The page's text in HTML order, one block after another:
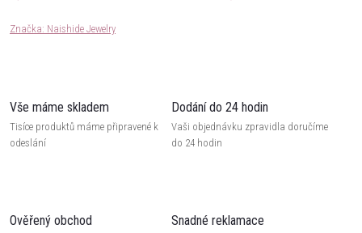
Značka: Naishide Jewelry
Vše máme skladem
Tisíce produktů máme připravené k
odeslání
Dodání do 24 hodin
Vaši objednávku zpravidla doručíme
do 24 hodin
Ověřený obchod Snadné reklamace